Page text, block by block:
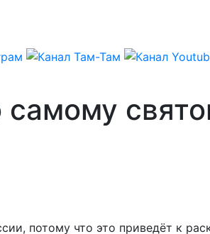
самому
потому что это приведёт к